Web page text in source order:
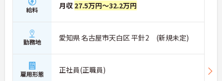
給料 月収 27.5万円～32.2万円
勤務地 愛知県 名古屋市天白区 平針2 (新規未定)
雇用形態 正社員(正職員)